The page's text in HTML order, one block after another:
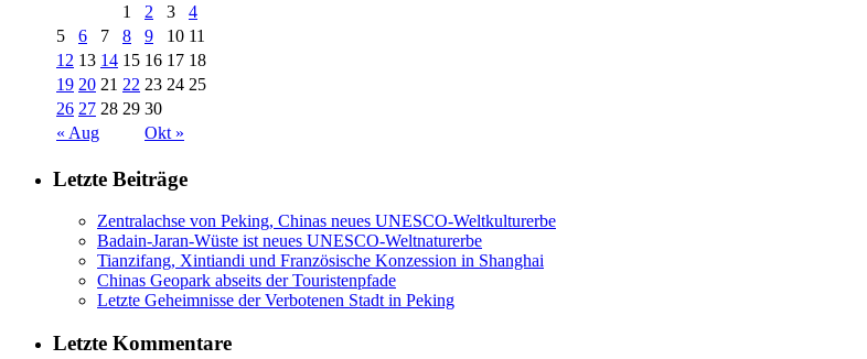
« Aug Okt »
1 2 3
4
5
6 7 8 9 10 11
12 13 14 15 16 17 18
19 20 21 22 23 24 25
26 27 28 29 30
Letzte Beiträge
Zentralachse von Peking, Chinas neues UNESCO-Weltkulturerbe
Badain-Jaran-Wüste ist neues UNESCO-Weltnaturerbe
Tianzifang, Xintiandi und Französische Konzession in Shanghai
Chinas Geopark abseits der Touristenpfade
Letzte Geheimnisse der Verbotenen Stadt in Peking
Letzte Kommentare